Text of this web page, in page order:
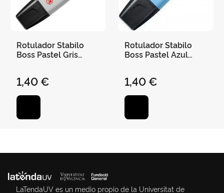
Rotulador Stabilo
Boss Pastel Gris
1,40 €
Rotulador Stabilo
Boss Pastel Azul
1,40 €
LaTendaUV es un medio propio de la Universitat de